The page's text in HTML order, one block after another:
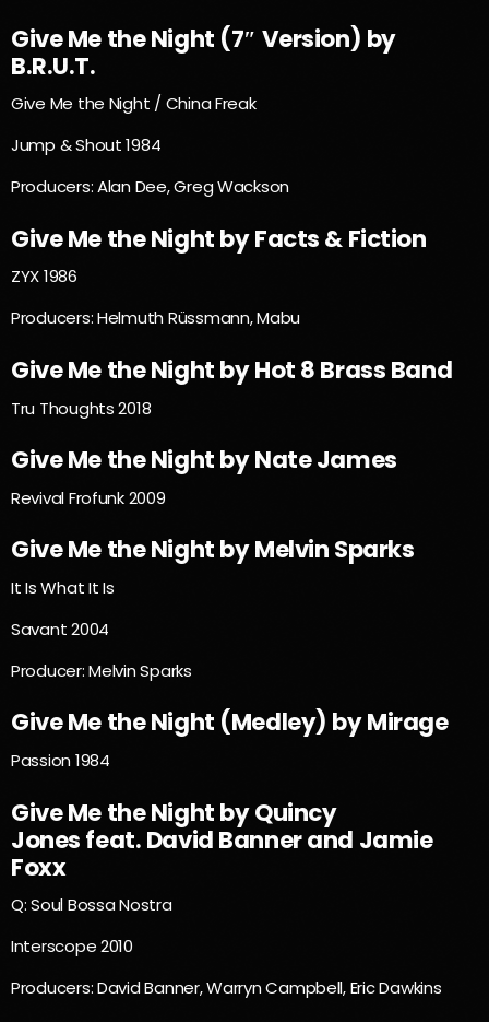
Give Me the Night (7″ Version) by
B.R.U.T.
Give Me the Night / China Freak
Jump & Shout 1984
Producers: Alan Dee, Greg Wackson
Give Me the Night by Facts & Fiction
ZYX 1986
Producers: Helmuth Rüssmann, Mabu
Give Me the Night by Hot 8 Brass Band
Tru Thoughts 2018
Give Me the Night by Nate James
Revival Frofunk 2009
Give Me the Night by Melvin Sparks
It Is What It Is
Savant 2004
Producer: Melvin Sparks
Give Me the Night (Medley) by Mirage
Passion 1984
Give Me the Night by Quincy
Jones feat. David Banner and Jamie
Foxx
Q: Soul Bossa Nostra
Interscope 2010
Producers: David Banner, Warryn Campbell, Eric Dawkins